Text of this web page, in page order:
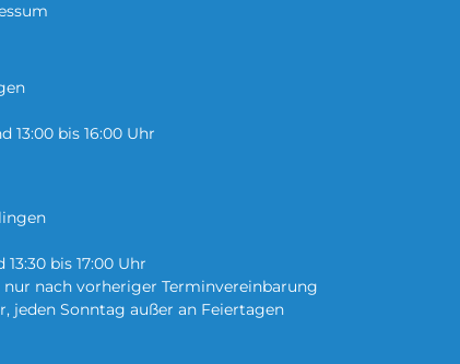
13:00 bis 16:00 Uhr
bis 17:00 Uhr
nur nach vorheriger Terminvereinbarung
jeden Sonntag außer an Feiertagen